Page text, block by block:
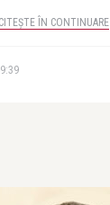
CITEȘTE ÎN CONTINUARE